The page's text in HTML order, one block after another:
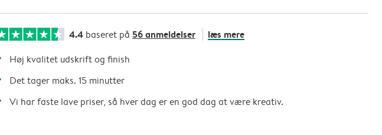
4.4 baseret på 56 anmeldelser læs mere
Høj kvalitet udskrift og finish
Det tager maks. 15 minutter
Vi har faste lave priser, så hver dag er en god dag at være kreativ.